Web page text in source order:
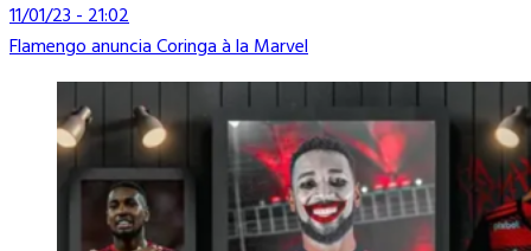
11/01/23 - 21:02
Flamengo anuncia Coringa à la Marvel